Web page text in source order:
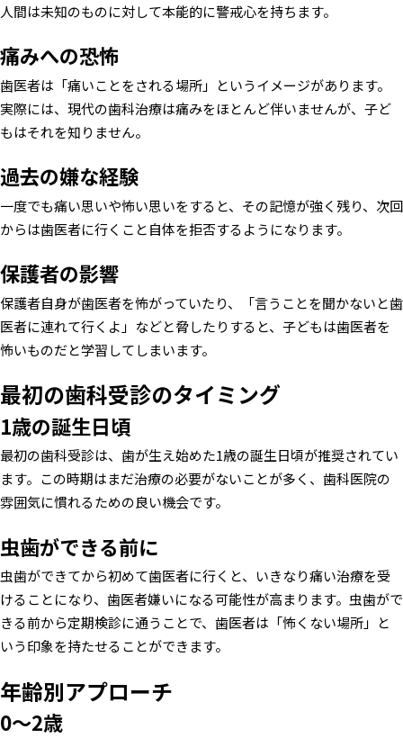
人間は未知のものに対して本能的に警戒心を持ちます。
痛みへの恐怖
歯医者は「痛いことをされる場所」というイメージがあります。
実際には、現代の歯科治療は痛みをほとんど伴いませんが、子ど
もはそれを知りません。
過去の嫌な経験
一度でも痛い思いや怖い思いをすると、その記憶が強く残り、次回
からは歯医者に行くこと自体を拒否するようになります。
保護者の影響
保護者自身が歯医者を怖がっていたり、「言うことを聞かないと歯
医者に連れて行くよ」などと脅したりすると、子どもは歯医者を
怖いものだと学習してしまいます。
最初の歯科受診のタイミング
1歳の誕生日頃
最初の歯科受診は、歯が生え始めた1歳の誕生日頃が推奨されてい
ます。この時期はまだ治療の必要がないことが多く、歯科医院の
雰囲気に慣れるための良い機会です。
虫歯ができる前に
虫歯ができてから初めて歯医者に行くと、いきなり痛い治療を受
けることになり、歯医者嫌いになる可能性が高まります。虫歯がで
きる前から定期検診に通うことで、歯医者は「怖くない場所」と
いう印象を持たせることができます。
年齢別アプローチ
0〜2歳